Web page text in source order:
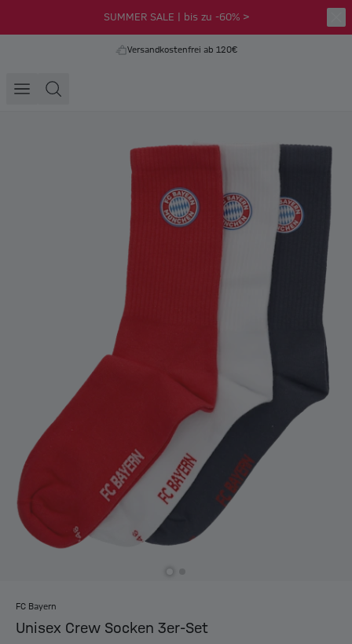
SUMMER SALE | bis zu -60% >
Versandkostenfrei ab 120€
FC Bayern
Unisex Crew Socken 3er-Set